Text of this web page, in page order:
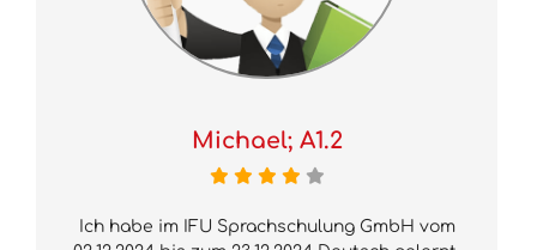
Michael; A1.2
Ich habe im IFU Sprachschulung GmbH vom